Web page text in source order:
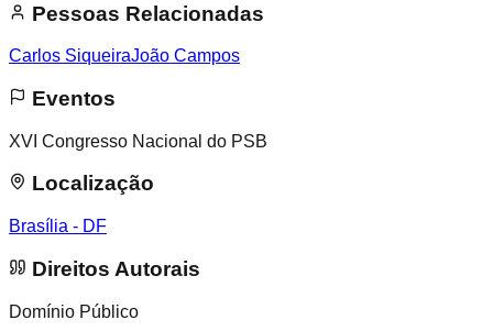
Pessoas Relacionadas
Carlos SiqueiraJoão Campos
Eventos
XVI Congresso Nacional do PSB
Localização
Brasília - DF
Direitos Autorais
Domínio Público